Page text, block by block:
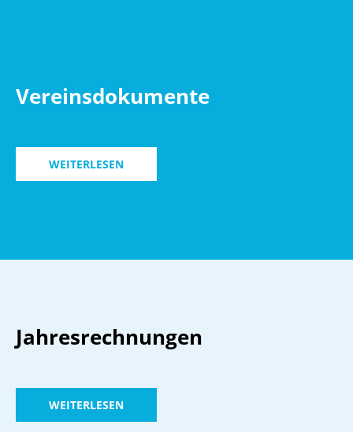
Vereinsdokumente
WEITERLESEN
Jahresrechnungen
WEITERLESEN